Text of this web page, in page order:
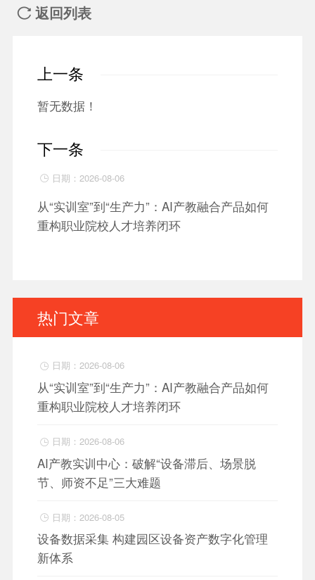
 返回列表
上一条
暂无数据！
下一条
 日期：2026-08-06
从“实训室”到“生产力”：AI产教融合产品如何
重构职业院校人才培养闭环
热门文章
 日期：2026-08-06
从“实训室”到“生产力”：AI产教融合产品如何
重构职业院校人才培养闭环
 日期：2026-08-06
AI产教实训中心：破解“设备滞后、场景脱
节、师资不足”三大难题
 日期：2026-08-05
设备数据采集 构建园区设备资产数字化管理
新体系